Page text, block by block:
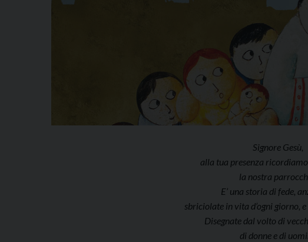
Signore Gesù,
alla tua presenza
la nostra
E’ una storia di fede,
sbriciolate in vita d’ogni giorno,
Disegnate dal volto di
di donne e di